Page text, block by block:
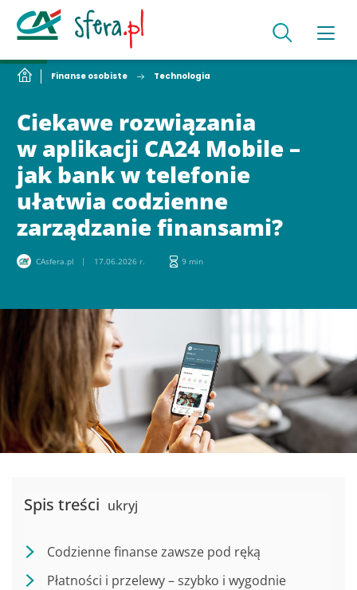
Finanse osobiste Technologia
Ciekawe rozwiązania
w aplikacji CA24 Mobile –
jak bank w telefonie
ułatwia codzienne
zarządzanie finansami?
CAsfera.pl 17.06.2026 r. 9 min
Spis treści ukryj
Codzienne finanse zawsze pod ręką
Płatności i przelewy – szybko i wygodnie